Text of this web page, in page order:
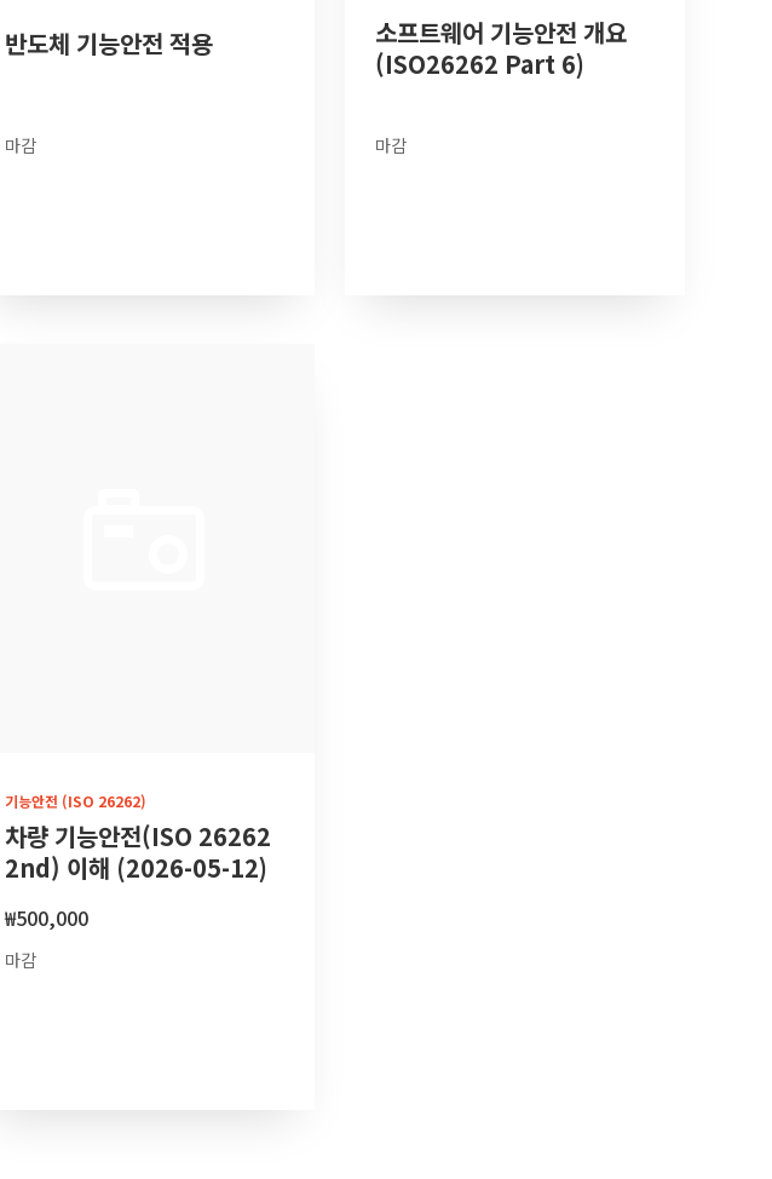
반도체 기능안전 적용
마감
소프트웨어 기능안전 개요
(ISO26262 Part 6)
마감
차량 기능안전(ISO 26262
2nd) 이해 (2026-05-12)
₩500,000
기능안전 (ISO 26262)
마감